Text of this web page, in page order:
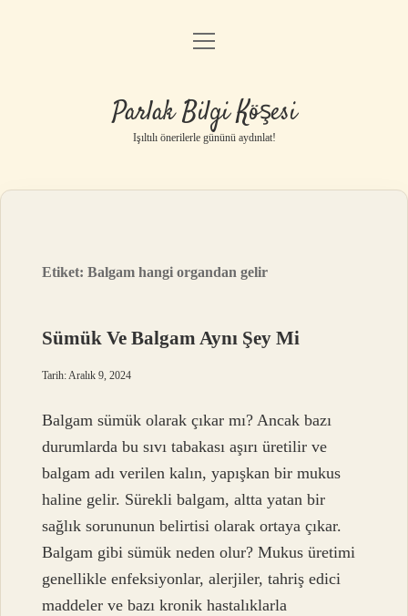
Anasayfa
Yasal Uyarı
menüyü
Parlak Bilgi Köşesi
Işıltılı önerilerle gününü aydınlat!
Etiket:Balgam hangi organdan gelir
Sümük Ve Balgam Aynı Şey Mi
Tarih: Aralık 9, 2024
Balgam sümük olarak çıkar mı? Ancak bazı
durumlarda bu sıvı tabakası aşırı üretilir ve
balgam adı verilen kalın, yapışkan bir mukus
haline gelir. Sürekli balgam, altta yatan bir
sağlık sorununun belirtisi olarak ortaya çıkar.
Balgam gibi sümük neden olur? Mukus üretimi
genellikle enfeksiyonlar, alerjiler, tahriş edici
maddeler ve bazı kronik hastalıklarla